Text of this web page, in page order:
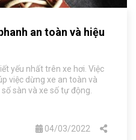
an toàn và hiệu
yếu nhất trên xe hơi. Việc
việc dừng xe an toàn và
sàn và xe số tự động.
04/03/2022